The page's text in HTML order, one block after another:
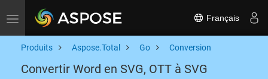
Toggle navigation Français
Produits Aspose.Total Go Conversion
Convertir Word en SVG, OTT à SVG